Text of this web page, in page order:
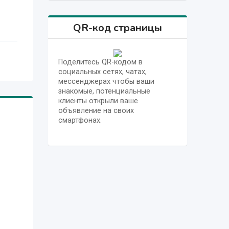
QR-код страницы
Поделитесь QR-кодом в
социальных сетях, чатах,
мессенджерах чтобы ваши
знакомые, потенциальные
клиенты открыли ваше
объявление на своих
смартфонах.